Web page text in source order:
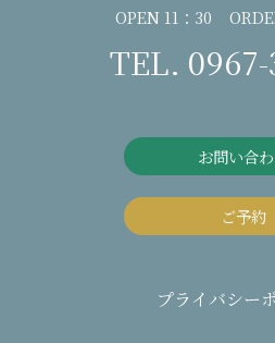
OPEN 11：30
TEL. 0967-
お問い合
ご予約
プライバシー